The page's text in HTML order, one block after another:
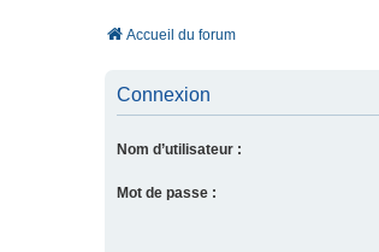
Accueil du forum
Connexion
Nom d’utilisateur :
Mot de passe :